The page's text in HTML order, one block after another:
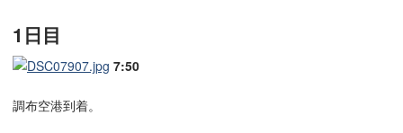
1日目
7:50
調布空港到着。